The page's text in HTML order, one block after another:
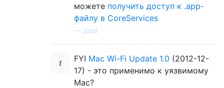
можете получить доступ к .app-
файлу в CoreServices
— Joost
FYI Mac Wi-Fi Update 1.0 (2012-12-
17) - это применимо к уязвимому
Mac?